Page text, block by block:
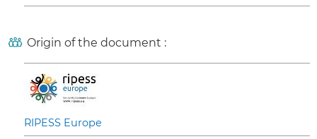
Origin of the document :
RIPESS Europe